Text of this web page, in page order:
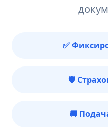
✅
🛡️
🚚